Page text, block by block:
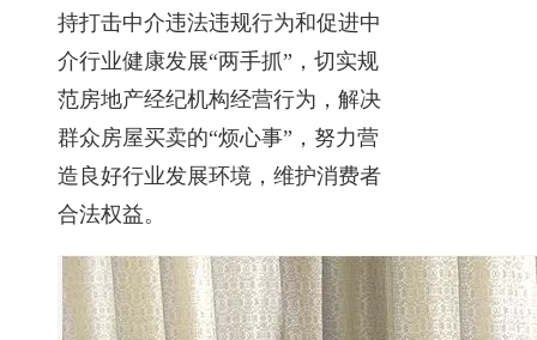
持打击中介违法违规行为和促进中
介行业健康发展“两手抓”，切实规
范房地产经纪机构经营行为，解决
群众房屋买卖的“烦心事”，努力营
造良好行业发展环境，维护消费者
合法权益。